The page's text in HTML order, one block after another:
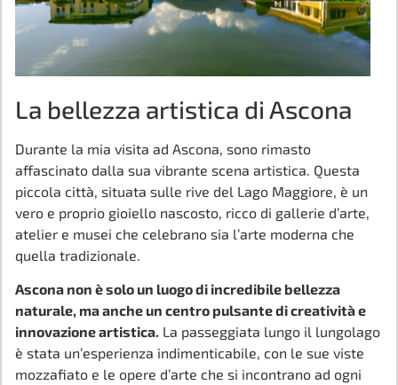
La bellezza artistica di Ascona
Durante la mia visita ad Ascona, sono rimasto
affascinato dalla sua vibrante scena artistica. Questa
piccola città, situata sulle rive del Lago Maggiore, è un
vero e proprio gioiello nascosto, ricco di gallerie d’arte,
atelier e musei che celebrano sia l’arte moderna che
quella tradizionale.
Ascona non è solo un luogo di incredibile bellezza
naturale, ma anche un centro pulsante di creatività e
innovazione artistica. La passeggiata lungo il lungolago
è stata un’esperienza indimenticabile, con le sue viste
mozzafiato e le opere d’arte che si incontrano ad ogni